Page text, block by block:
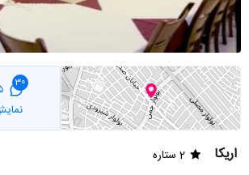
30
/
اریکا
2 ستاره